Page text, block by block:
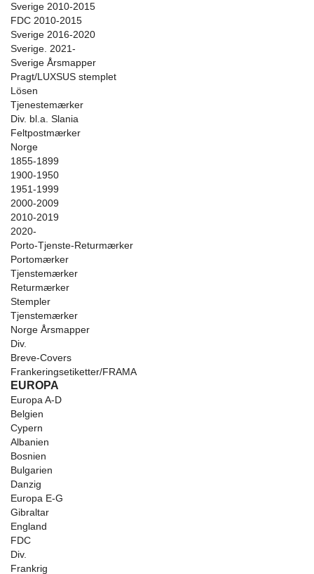
Sverige 2010-2015
FDC 2010-2015
Sverige 2016-2020
Sverige. 2021-
Sverige Årsmapper
Pragt/LUXSUS stemplet
Lösen
Tjenestemærker
Div. bl.a. Slania
Feltpostmærker
Norge
1855-1899
1900-1950
1951-1999
2000-2009
2010-2019
2020-
Porto-Tjenste-Returmærker
Portomærker
Tjenstemærker
Returmærker
Stempler
Tjenstemærker
Norge Årsmapper
Div.
Breve-Covers
Frankeringsetiketter/FRAMA
EUROPA
Europa A-D
Belgien
Cypern
Albanien
Bosnien
Bulgarien
Danzig
Europa E-G
Gibraltar
England
FDC
Div.
Frankrig